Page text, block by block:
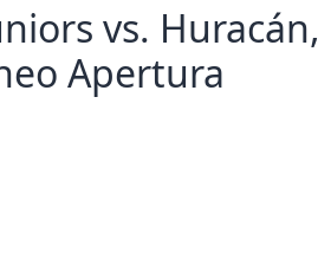
vs. Huracán,
Apertura